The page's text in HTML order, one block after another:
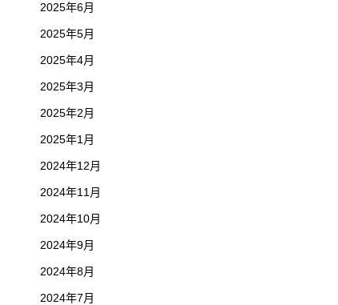
2025年6月
2025年5月
2025年4月
2025年3月
2025年2月
2025年1月
2024年12月
2024年11月
2024年10月
2024年9月
2024年8月
2024年7月